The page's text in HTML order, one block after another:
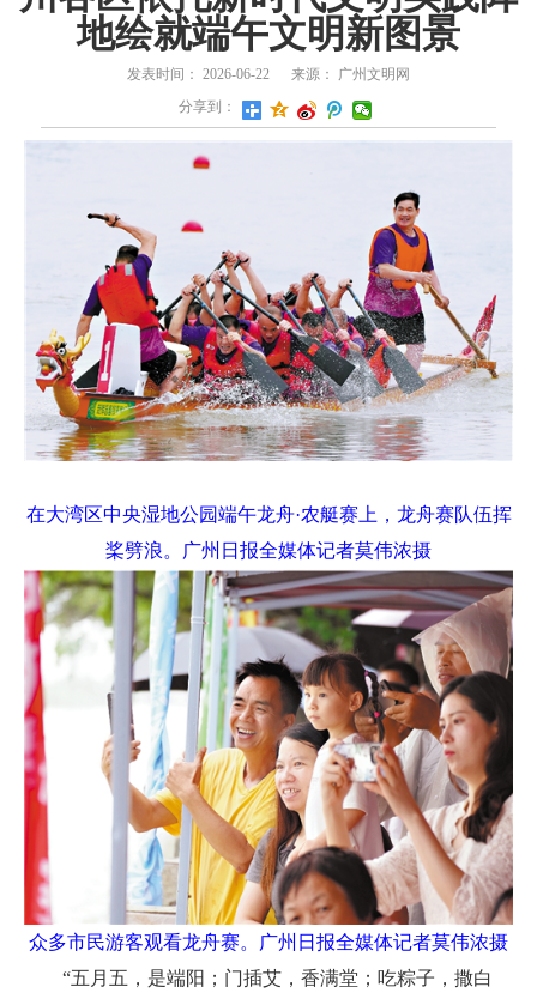
地绘就端午文明新图景
发表时间： 2026-06-22 来源：
广州文明网
分享到：
在大湾区中央湿地公园端午龙舟·农艇赛上，龙舟赛队伍挥
桨劈浪。广州日报全媒体记者莫伟浓摄
众多市民游客观看龙舟赛。广州日报全媒体记者莫伟浓摄
“五月五，是端阳；门插艾，香满堂；吃粽子，撒白